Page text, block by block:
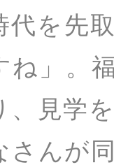
代を先
ね」。
、見学
さんが